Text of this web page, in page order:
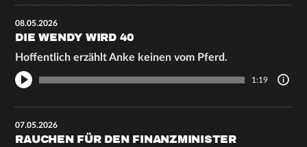
08.05.2026
DIE WENDY WIRD 40
Hoffentlich erzählt Anke keinen vom Pferd.
1:19
07.05.2026
RAUCHEN FÜR DEN FINANZMINISTER